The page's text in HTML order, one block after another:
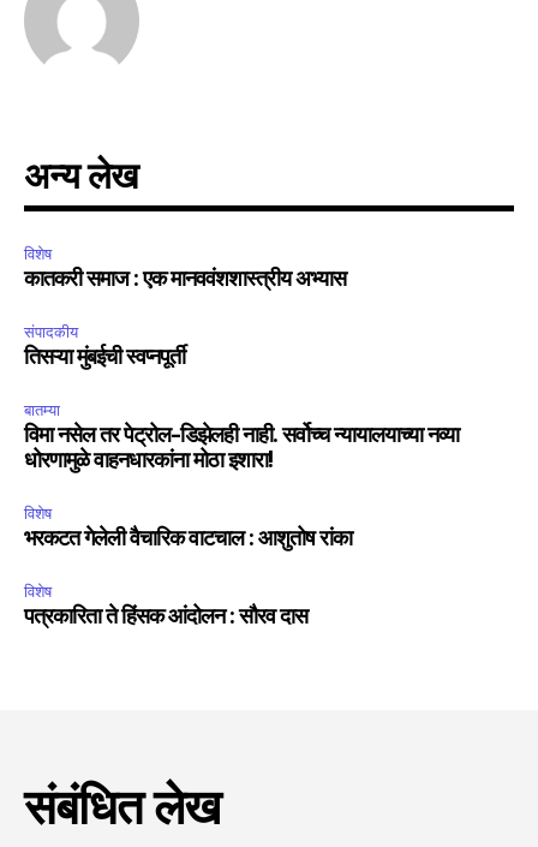
अन्य लेख
विशेष
कातकरी समाज : एक मानववंशशास्त्रीय अभ्यास
संपादकीय
तिसऱ्या मुंबईची स्वप्नपूर्ती
बातम्या
विमा नसेल तर पेट्रोल-डिझेलही नाही. सर्वोच्च न्यायालयाच्या नव्या
धोरणामुळे वाहनधारकांना मोठा इशारा!
विशेष
भरकटत गेलेली वैचारिक वाटचाल : आशुतोष रांका
विशेष
पत्रकारिता ते हिंसक आंदोलन : सौरव दास
संबंधित लेख